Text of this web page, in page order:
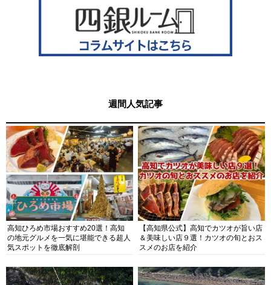
週間人気記事
高知ひろめ市場おすすめ20選！高知
の地元グルメを一気に堪能できる超人
気スポットを徹底解剖
【高知県公式】高知でカツオが旨い店
＆美味しい店９選！カツオの旬とおス
スメのお店を紹介